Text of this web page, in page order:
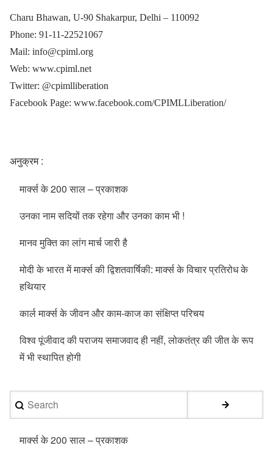
Charu Bhawan, U-90 Shakarpur, Delhi – 110092
Phone: 91-11-22521067
Mail: info@cpiml.org
Web: www.cpiml.net
Twitter: @cpimlliberation
Facebook Page: www.facebook.com/CPIMLLiberation/
अनुक्रम :
मार्क्स के 200 साल – प्रकाशक
उनका नाम सदियों तक रहेगा और उनका काम भी !
मानव मुक्ति का लांग मार्च जारी है
मोदी के भारत में मार्क्स की द्विशतवार्षिकी: मार्क्स के विचार प्रतिरोध के
हथियार
कार्ल मार्क्स के जीवन और काम-काज का संक्षिप्त परिचय
विश्व पूंजीवाद की पराजय समाजवाद ही नहीं, लोकतंत्र की जीत के रूप
में भी स्थापित होगी
Search
मार्क्स के 200 साल – प्रकाशक